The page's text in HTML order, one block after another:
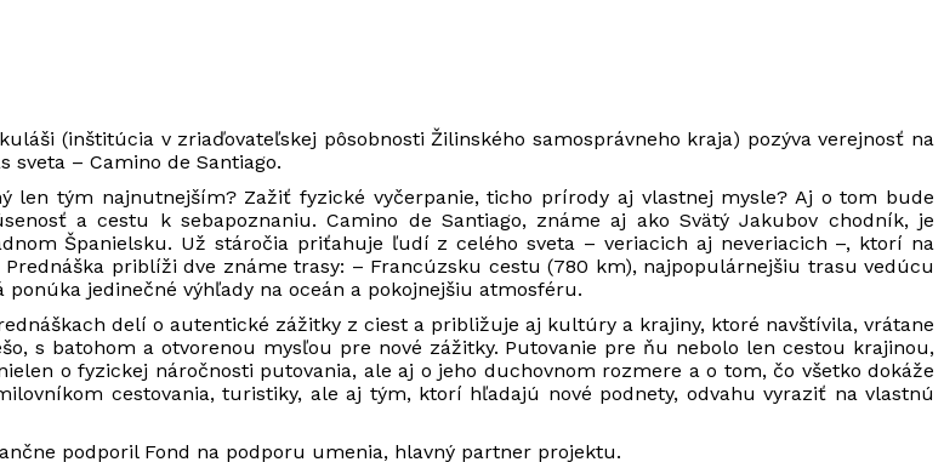
(inštitúcia v zriaďovateľskej pôsobnosti Žilinského samosprávneho kraja) pozýva verejnosť na
– Camino de Santiago.
len tým najnutnejším? Zažiť fyzické vyčerpanie, ticho prírody aj vlastnej mysle? Aj o tom bude
a cestu k sebapoznaniu. Camino de Santiago, známe aj ako Svätý Jakubov chodník, je
Španielsku. Už stáročia priťahuje ľudí z celého sveta – veriacich aj neveriacich –, ktorí na
priblíži dve známe trasy: – Francúzsku cestu (780 km), najpopulárnejšiu trasu vedúcu
jedinečné výhľady na oceán a pokojnejšiu atmosféru.
delí o autentické zážitky z ciest a približuje aj kultúry a krajiny, ktoré navštívila, vrátane
s batohom a otvorenou mysľou pre nové zážitky. Putovanie pre ňu nebolo len cestou krajinou,
o fyzickej náročnosti putovania, ale aj o jeho duchovnom rozmere a o tom, čo všetko dokáže
cestovania, turistiky, ale aj tým, ktorí hľadajú nové podnety, odvahu vyraziť na vlastnú
podporil Fond na podporu umenia, hlavný partner projektu.